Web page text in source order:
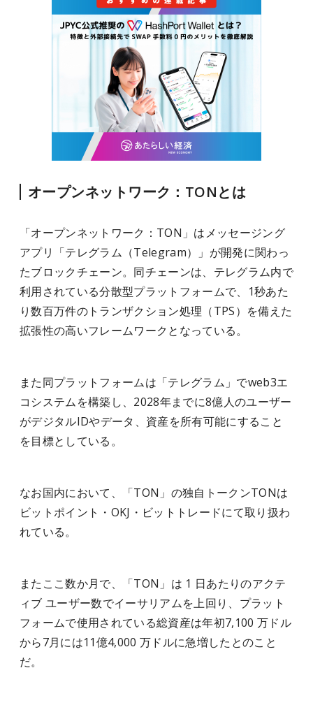
オープンネットワーク：TONとは
「オープンネットワーク：TON」はメッセージング
アプリ「テレグラム（Telegram）」が開発に関わっ
たブロックチェーン。同チェーンは、テレグラム内で
利用されている分散型プラットフォームで、1秒あた
り数百万件のトランザクション処理（TPS）を備えた
拡張性の高いフレームワークとなっている。
また同プラットフォームは「テレグラム」でweb3エ
コシステムを構築し、2028年までに8億人のユーザー
がデジタルIDやデータ、資産を所有可能にすること
を目標としている。
なお国内において、「TON」の独自トークンTONは
ビットポイント・OKJ・ビットトレードにて取り扱わ
れている。
またここ数か月で、「TON」は 1 日あたりのアクテ
ィブ ユーザー数でイーサリアムを上回り、プラット
フォームで使用されている総資産は年初7,100 万ドル
から7月には11億4,000 万ドルに急増したとのこと
だ。